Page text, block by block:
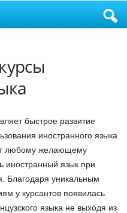
быстрое развитие
иностранного языка.
любому желающему
иностранный язык при
Благодаря уникальным
у курсантов появилась
языка не выходя из